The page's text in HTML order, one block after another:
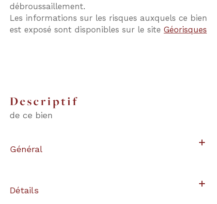
débroussaillement.
Les informations sur les risques auxquels ce bien
est exposé sont disponibles sur le site Géorisques
descriptif
de ce bien
Général
Détails